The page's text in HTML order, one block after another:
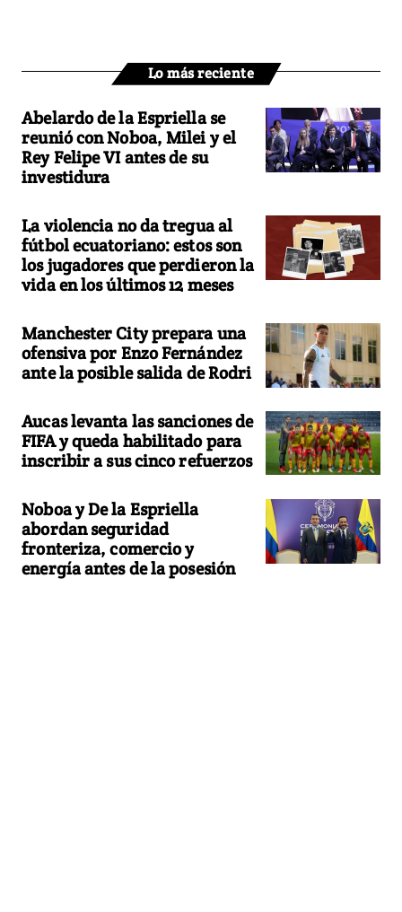
Lo más reciente
Abelardo de la Espriella se
reunió con Noboa, Milei y el
Rey Felipe VI antes de su
investidura
La violencia no da tregua al
fútbol ecuatoriano: estos son
los jugadores que perdieron la
vida en los últimos 12 meses
Manchester City prepara una
ofensiva por Enzo Fernández
ante la posible salida de Rodri
Aucas levanta las sanciones de
FIFA y queda habilitado para
inscribir a sus cinco refuerzos
Noboa y De la Espriella
abordan seguridad
fronteriza, comercio y
energía antes de la posesión